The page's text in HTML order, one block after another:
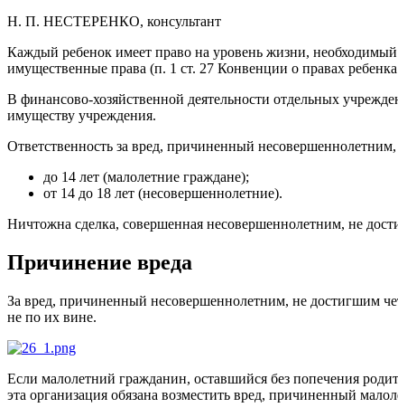
Н. П. НЕСТЕРЕНКО, консультант
Каждый ребенок имеет право на уровень жизни, необходимый
имущественные права (п. 1 ст. 27 Конвенции о правах
В финансово-хозяйственной деятельности отдельных
имуществу учреждения.
Ответственность за вред, причиненный
до 14 лет (малолетние граждане);
от 14 до 18 лет (несовершеннолетние).
Ничтожна сделка, совершенная несовершеннолетним, не
Причинение вреда
За вред, причиненный несовершеннолетним, не достигшим
не по их вине.
Если малолетний гражданин, оставшийся без попечения
эта организация обязана возместить вред, причиненный